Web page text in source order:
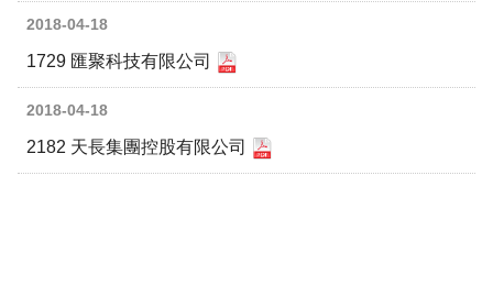
2018-04-18
1729 匯聚科技有限公司
2018-04-18
2182 天長集團控股有限公司